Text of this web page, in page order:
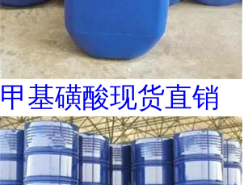
甲基磺酸现货直销